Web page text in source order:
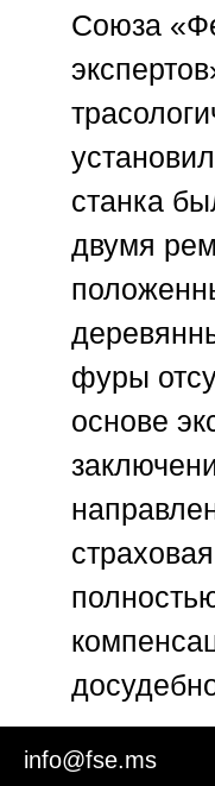
Союза
станка
двумя
фуры
основе
Кейс 2:
info@fse.ms